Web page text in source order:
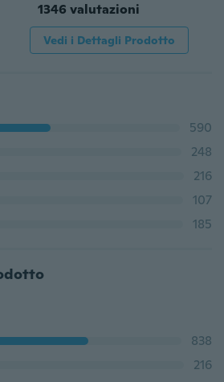
1346 valutazioni
Vedi i Dettagli Prodotto
590
248
216
107
185
838
216